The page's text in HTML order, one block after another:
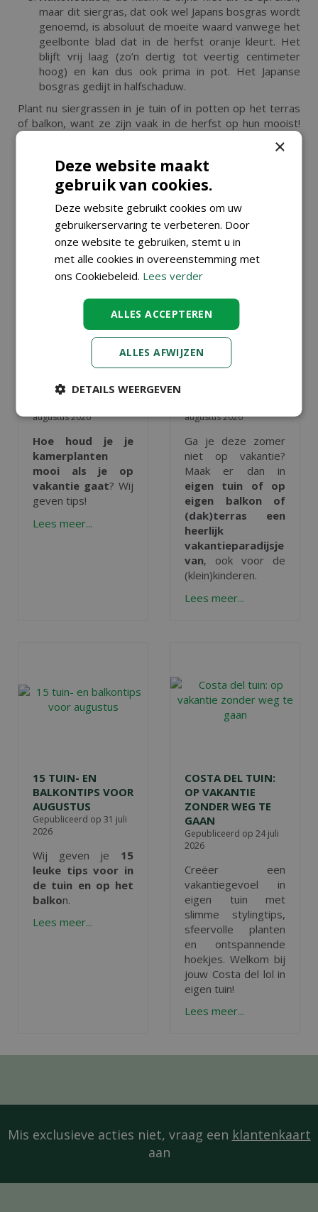
maar dit siergras, dat ook wel Japans bosgras wordt
genoemd, is absoluut de moeite waard vanwege het
geelbonte blad dat in de herfst oranje kleurt. Het
blijft vrij laag (zo’n dertig tot veertig centimeter
hoog) en kan dus ook prima in pot. Het Japanse
bosgras gedijt in halfschaduw.
Plant nu siergrassen in je tuin of in potten op het terras
of balkon, want ze zijn vaak in de herfst op hun mooist!
KIJK OOK EENS NAAR DE VOLGENDE
BERICHTEN:
VAKANTIETIPS
KAMERPLANTEN
augustus 2026
Hoe houd je je
kamerplanten
mooi als je op
vakantie gaat? Wij
geven tips!
Lees meer...
VAKANTIETIPS
augustus 2026
Ga je deze zomer
niet op vakantie?
Maak er dan in
eigen tuin of op
eigen balkon of
(dak)terras een
heerlijk
vakantieparadijsje
van, ook voor de
(klein)kinderen.
Lees meer...
15 TUIN- EN
BALKONTIPS VOOR
AUGUSTUS
Gepubliceerd op 31 juli
2026
Wij geven je 15
leuke tips voor in
de tuin en op het
balkon.
Lees meer...
COSTA DEL TUIN:
OP VAKANTIE
ZONDER WEG TE
GAAN
Gepubliceerd op 24 juli
2026
Creëer een
vakantiegevoel in
eigen tuin met
slimme stylingtips,
sfeervolle planten
en ontspannende
hoekjes. Welkom bij
jouw Costa del lol in
eigen tuin!
Lees meer...
Mis exclusieve acties niet, vraag een klantenkaart
aan
×
Deze website maakt
gebruik van cookies.
Deze website gebruikt cookies om uw
gebruikerservaring te verbeteren. Door
onze website te gebruiken, stemt u in
met alle cookies in overeenstemming met
ons Cookiebeleid. Lees verder
ALLES ACCEPTEREN
ALLES AFWIJZEN
DETAILS WEERGEVEN